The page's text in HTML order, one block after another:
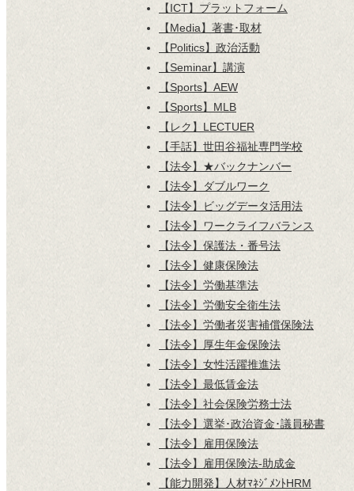
【ICT】プラットフォーム
【Media】著書･取材
【Politics】政治活動
【Seminar】講演
【Sports】AEW
【Sports】MLB
【レク】LECTUER
【手話】世田谷福祉専門学校
【法令】★バックナンバー
【法令】ダブルワーク
【法令】ビッグデータ活用法
【法令】ワークライフバランス
【法令】保護法・番号法
【法令】健康保険法
【法令】労働基準法
【法令】労働安全衛生法
【法令】労働者災害補償保険法
【法令】厚生年金保険法
【法令】女性活躍推進法
【法令】最低賃金法
【法令】社会保険労務士法
【法令】選挙･政治資金･議員秘書
【法令】雇用保険法
【法令】雇用保険法-助成金
【能力開発】人材ﾏﾈｼﾞﾒﾝﾄHRM